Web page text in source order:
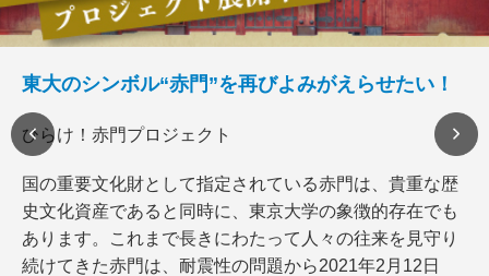
東大のシンボル“赤門”を再びよみがえらせたい！
ひらけ！赤門プロジェクト
国の重要文化財として指定されている赤門は、貴重な歴
史文化資産であると同時に、東京大学の象徴的存在でも
あります。これまで長きにわたって人々の往来を見守り
続けてきた赤門は、耐震性の問題から2021年2月12日